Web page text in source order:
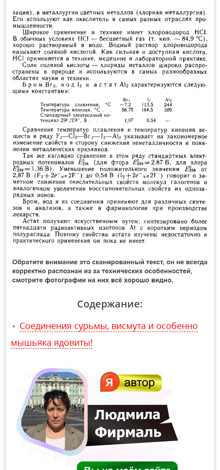
Содержание:
Соединения сурьмы, висмута и особенно
мышьяка ядовиты!